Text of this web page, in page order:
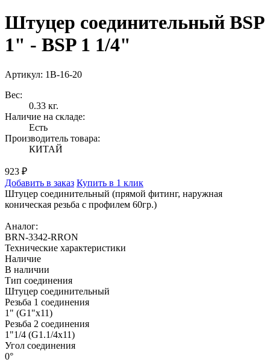
Штуцер соединительный BSP
1" - BSP 1 1/4"
Артикул: 1B-16-20
Вес:
0.33 кг.
Наличие на складе:
Есть
Производитель товара:
КИТАЙ
923 ₽
Добавить в заказ Купить в 1 клик
Штуцер соединительный (прямой фитинг, наружная
коническая резьба с профилем 60гр.)
Аналог:
BRN-3342-RRON
Технические характеристики
Наличие
В наличии
Тип соединения
Штуцер соединительный
Резьба 1 соединения
1" (G1"x11)
Резьба 2 соединения
1"1/4 (G1.1/4x11)
Угол соединения
0°